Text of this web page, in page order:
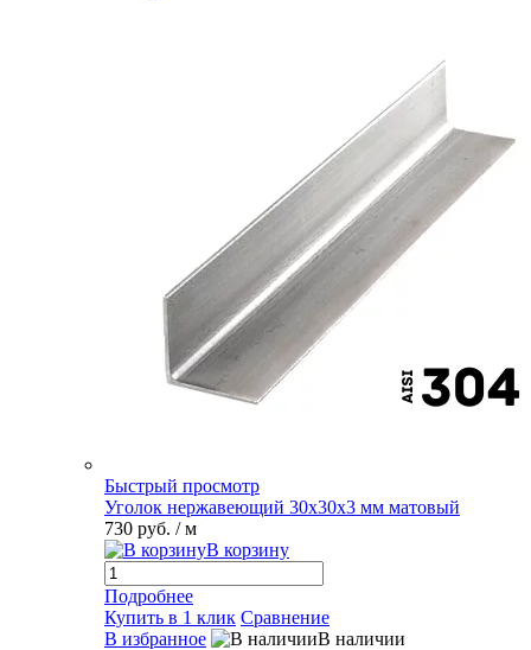
Быстрый просмотр
Уголок нержавеющий 30х30х3 мм матовый
730 руб. / м
В корзину
Подробнее
Купить в 1 клик Сравнение
В избранное
В наличии